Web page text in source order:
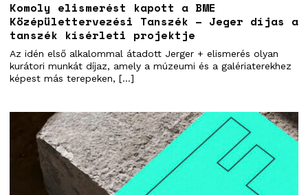
Komoly elismerést kapott a BME
Középülettervezési Tanszék – Jeger díjas a
tanszék kísérleti projektje
Az idén első alkalommal átadott Jerger + elismerés olyan
kurátori munkát díjaz, amely a múzeumi és a galériaterekhez
képest más terepeken, […]